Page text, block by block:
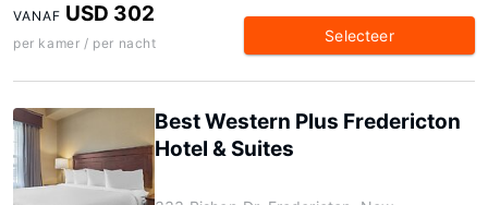
VANAF USD 302
per kamer / per nacht Selecteer
Best Western Plus Fredericton
Hotel & Suites